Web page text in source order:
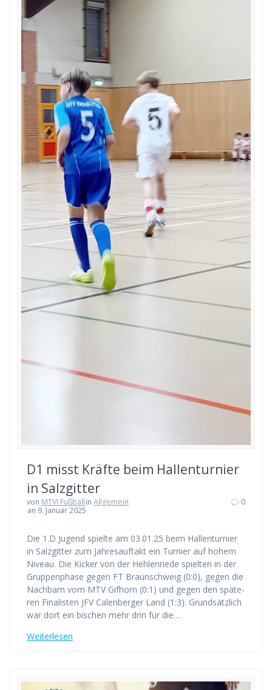
D1 misst Kräf­te beim Hal­len­tur­nier
in Salzgitter
von MTVI FußballinAllgemein
an 9. Januar 2025
0
Die 1.D Jugend spiel­te am 03.01.25 beim Hal­len­tur­nier
in Salz­git­ter zum Jah­res­auf­takt ein Tur­nier auf hohem
Niveau. Die Kicker von der Heh­len­rie­de spiel­ten in der
Grup­pen­pha­se gegen FT Braun­schweig (0:0), gegen die
Nach­barn vom MTV Gif­horn (0:1) und gegen den spä­te­
ren Fina­lis­ten JFV Calen­ber­ger Land (1:3). Grund­sätz­lich
war dort ein bischen mehr drin für die…
Wei­ter­le­sen